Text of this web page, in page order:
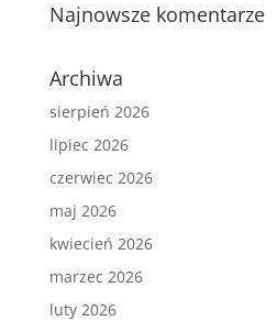
Najnowsze komentarze
Archiwa
sierpień 2026
lipiec 2026
czerwiec 2026
maj 2026
kwiecień 2026
marzec 2026
luty 2026